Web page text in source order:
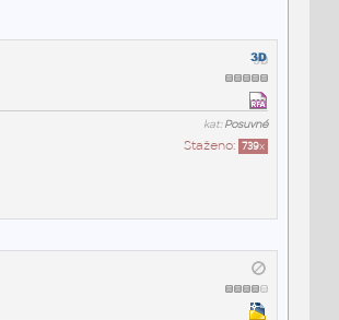
kat:Posuvné
Staženo: 739x